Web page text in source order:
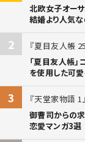
北欧女子オー
結婚より人気
2
夏目友人帳 25
「夏目友人帳」
を使用した可
3
天堂家物語 1
御曹司からの
恋愛マンガ3選